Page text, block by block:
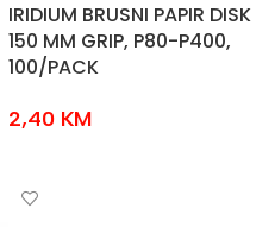
IRIDIUM BRUSNI PAPIR DISK
150 MM GRIP, P80-P400,
100/PACK
2,40 KM